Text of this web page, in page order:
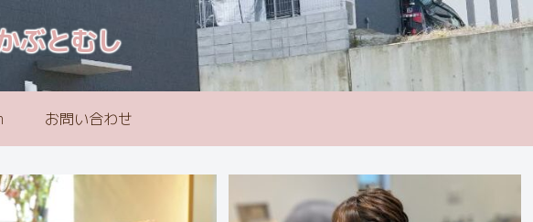
ぶとむし
お問い合わせ